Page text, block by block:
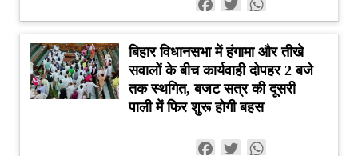
दिया जा सकता
दंडात्मक कार्रवाई
भी संभव है।
Facebook
Twitter
बिहार विधानसभा में हंगामा और तीखे
सवालों के बीच कार्यवाही दोपहर 2 बजे
तक स्थगित, बजट सत्र की दूसरी
पाली में फिर शुरू होगी बहस
Facebook
Twitter